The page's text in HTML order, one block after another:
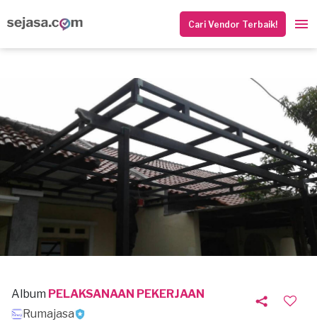
Cari Vendor Terbaik!
Album PELAKSANAAN PEKERJAAN
Rumajasa